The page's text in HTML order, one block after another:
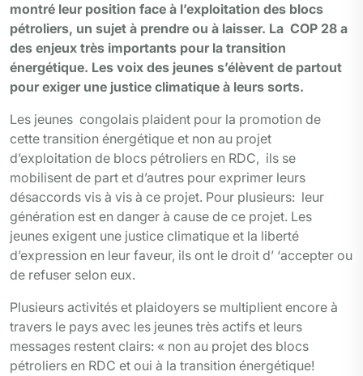
montré leur position face à l’exploitation des blocs
pétroliers, un sujet à prendre ou à laisser. La COP 28 a
des enjeux très importants pour la transition
énergétique. Les voix des jeunes s’élèvent de partout
pour exiger une justice climatique à leurs sorts.
Les jeunes congolais plaident pour la promotion de
cette transition énergétique et non au projet
d’exploitation de blocs pétroliers en RDC, ils se
mobilisent de part et d’autres pour exprimer leurs
désaccords vis à vis à ce projet. Pour plusieurs: leur
génération est en danger à cause de ce projet. Les
jeunes exigent une justice climatique et la liberté
d’expression en leur faveur, ils ont le droit d’ ‘accepter ou
de refuser selon eux.
Plusieurs activités et plaidoyers se multiplient encore à
travers le pays avec les jeunes très actifs et leurs
messages restent clairs: « non au projet des blocs
pétroliers en RDC et oui à la transition énergétique!